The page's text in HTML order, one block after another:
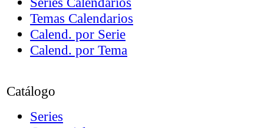
Temas Calendarios
Calend. por Serie
Calend. por Tema
Catálogo
Series